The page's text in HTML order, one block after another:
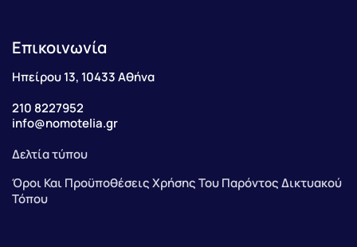
Επικοινωνία
Ηπείρου 13, 10433 Αθήνα
210 8227952
info@nomotelia.gr
Δελτία τύπου
Όροι Και Προϋποθέσεις Χρήσης Του Παρόντος Δικτυακού
Τόπου